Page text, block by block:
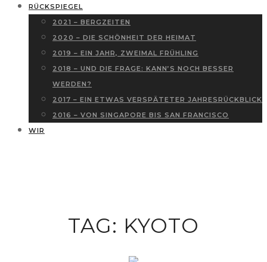
RÜCKSPIEGEL
2021 – BERGZEITEN
2020 – DIE SCHÖNHEIT DER HEIMAT
2019 – EIN JAHR, ZWEIMAL FRÜHLING
2018 – UND DIE FRAGE: KANN’S NOCH BESSER
WERDEN?
2017 – EIN ETWAS VERSPÄTETER JAHRESRÜCKBLICK
2016 – VON SINGAPORE BIS SAN FRANCISCO
WIR
TAG: KYOTO